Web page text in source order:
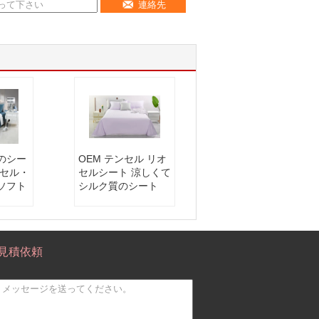
連絡先
シー
ル・
フト
OEM テンセル リオ
セルシート 涼しくて
シルク質のシート
積依頼